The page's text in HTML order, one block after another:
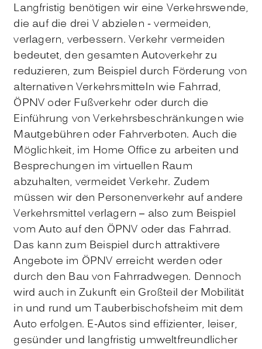
Langfristig benötigen wir eine Verkehrswende,
die auf die drei V abzielen - vermeiden,
verlagern, verbessern. Verkehr vermeiden
bedeutet, den gesamten Autoverkehr zu
reduzieren, zum Beispiel durch Förderung von
alternativen Verkehrsmitteln wie Fahrrad,
ÖPNV oder Fußverkehr oder durch die
Einführung von Verkehrsbeschränkungen wie
Mautgebühren oder Fahrverboten. Auch die
Möglichkeit, im Home Office zu arbeiten und
Besprechungen im virtuellen Raum
abzuhalten, vermeidet Verkehr. Zudem
müssen wir den Personenverkehr auf andere
Verkehrsmittel verlagern – also zum Beispiel
vom Auto auf den ÖPNV oder das Fahrrad.
Das kann zum Beispiel durch attraktivere
Angebote im ÖPNV erreicht werden oder
durch den Bau von Fahrradwegen. Dennoch
wird auch in Zukunft ein Großteil der Mobilität
in und rund um Tauberbischofsheim mit dem
Auto erfolgen. E-Autos sind effizienter, leiser,
gesünder und langfristig umweltfreundlicher